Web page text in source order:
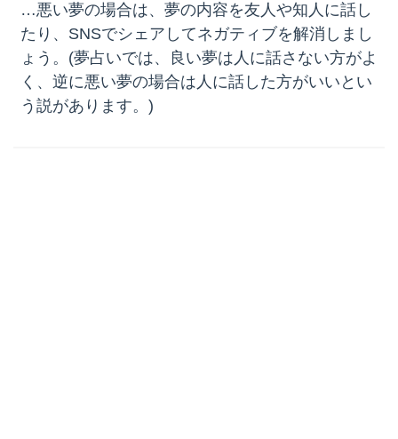
…悪い夢の場合は、夢の内容を友人や知人に話し
たり、SNSでシェアしてネガティブを解消しまし
ょう。(夢占いでは、良い夢は人に話さない方がよ
く、逆に悪い夢の場合は人に話した方がいいとい
う説があります。)